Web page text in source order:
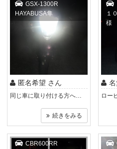
GSX-1300R
HAYABUSA隼
匿名希望 さん
続きをみる
１
様
CBR600RR